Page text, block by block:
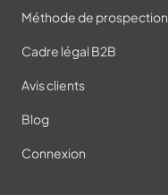
Méthode de prospection
Cadre légal B2B
Avis clients
Blog
Connexion